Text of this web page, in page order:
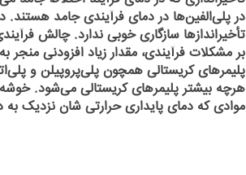
در پلی‌الفین‌ها در دمای فرآیندی جامد هستند.
تأخیراندازها سازگاری خوبی ندارد. چالش
بر مشکلات فرآیندی، مقدار زیاد افزودنی
پلیمرهای کریستالی همچون پلی‌پروپیلن و
هرچه بیشتر پلیمرهای کریستالی می‌شود.
موادی که دمای پایداری حرارتی شان نزدیک